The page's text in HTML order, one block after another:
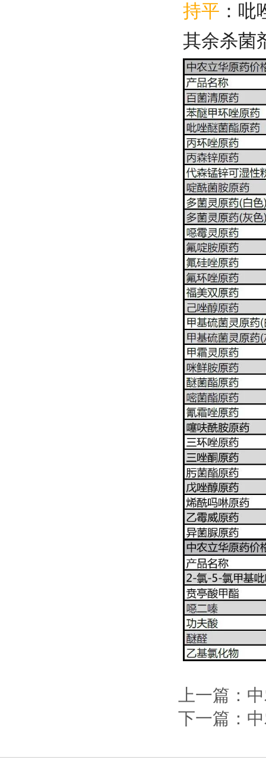
持平 ：
其余杀菌
上一篇：
下一篇：